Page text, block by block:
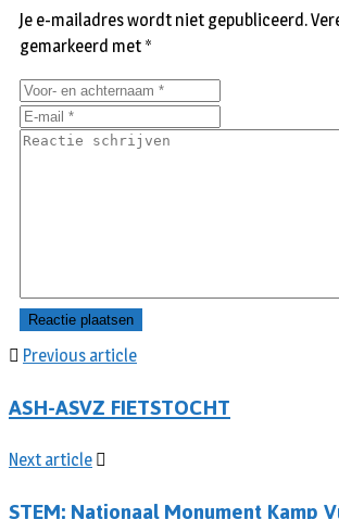
Previous article
ASH-ASVZ FIETSTOCHT
Next article
Je e-mailadres wordt niet gepubliceerd.
gemarkeerd met *